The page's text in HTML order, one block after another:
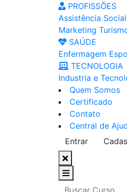
PROFISSÕES
Assistência Social
Marketing
SAÚDE
Enfermagem
TECNOLOGIA
Industria e
Quem Somos
Certificado
Contato
Central de
Entrar